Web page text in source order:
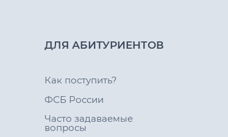
ДЛЯ АБИТУРИЕНТОВ
Как поступить?
ФСБ России
Часто задаваемые
вопросы